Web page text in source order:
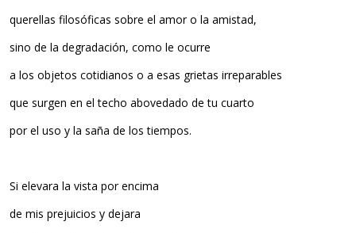
querellas filosóficas sobre el amor o la amistad,
sino de la degradación, como le ocurre
a los objetos cotidianos o a esas grietas irreparables
que surgen en el techo abovedado de tu cuarto
por el uso y la saña de los tiempos.
Si elevara la vista por encima
de mis prejuicios y dejara